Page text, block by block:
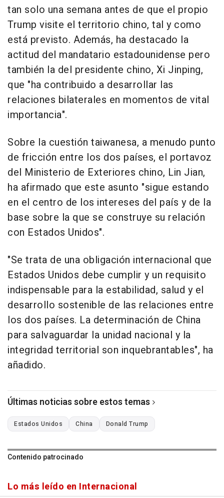
tan solo una semana antes de que el propio
Trump visite el territorio chino, tal y como
está previsto. Además, ha destacado la
actitud del mandatario estadounidense pero
también la del presidente chino, Xi Jinping,
que "ha contribuido a desarrollar las
relaciones bilaterales en momentos de vital
importancia".
Sobre la cuestión taiwanesa, a menudo punto
de fricción entre los dos países, el portavoz
del Ministerio de Exteriores chino, Lin Jian,
ha afirmado que este asunto "sigue estando
en el centro de los intereses del país y de la
base sobre la que se construye su relación
con Estados Unidos".
"Se trata de una obligación internacional que
Estados Unidos debe cumplir y un requisito
indispensable para la estabilidad, salud y el
desarrollo sostenible de las relaciones entre
los dos países. La determinación de China
para salvaguardar la unidad nacional y la
integridad territorial son inquebrantables", ha
añadido.
Últimas noticias sobre estos temas
Estados Unidos China Donald Trump
Contenido patrocinado
Lo más leído en Internacional